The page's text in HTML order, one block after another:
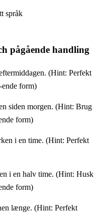
språk
pågående handling
(Hint: Perfekt
form)
siden morgen. (Hint: Brug
form)
i en time. (Hint: Perfekt
i en halv time. (Hint: Husk
form)
længe. (Hint: Perfekt